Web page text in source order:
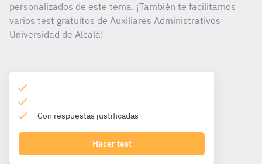
personalizados de este tema. ¡También te facilitamos
varios test gratuitos de Auxiliares Administrativos
Universidad de Alcalá!
Con respuestas justificadas
Hacer test